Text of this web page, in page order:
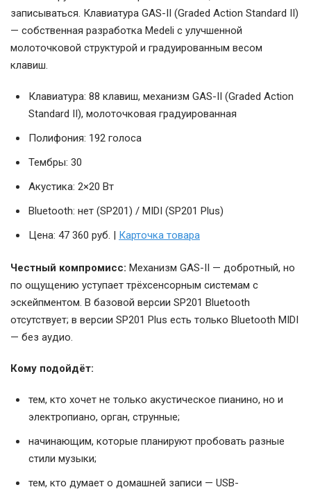
записываться. Клавиатура GAS-II (Graded Action Standard II)
— собственная разработка Medeli с улучшенной
молоточковой структурой и градуированным весом
клавиш.
Клавиатура: 88 клавиш, механизм GAS-II (Graded Action
Standard II), молоточковая градуированная
Полифония: 192 голоса
Тембры: 30
Акустика: 2×20 Вт
Bluetooth: нет (SP201) / MIDI (SP201 Plus)
Цена: 47 360 руб. | Карточка товара
Честный компромисс: Механизм GAS-II — добротный, но
по ощущению уступает трёхсенсорным системам с
эскейпментом. В базовой версии SP201 Bluetooth
отсутствует; в версии SP201 Plus есть только Bluetooth MIDI
— без аудио.
Кому подойдёт:
тем, кто хочет не только акустическое пианино, но и
электропиано, орган, струнные;
начинающим, которые планируют пробовать разные
стили музыки;
тем, кто думает о домашней записи — USB-